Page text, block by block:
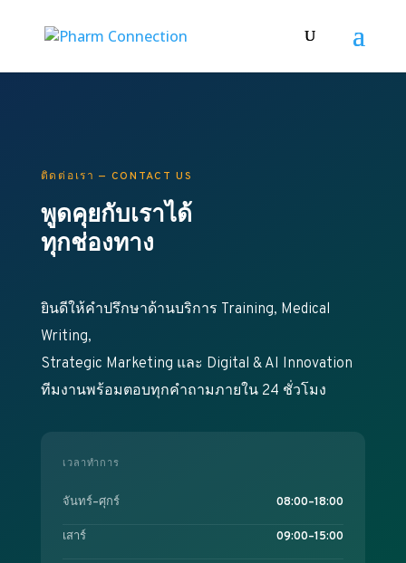
ติดต่อเรา — CONTACT US
พูดคุยกับเราได้
ทุกช่องทาง
ยินดีให้คำปรึกษาด้านบริการ Training, Medical
Writing,
Strategic Marketing และ Digital & AI Innovation
ทีมงานพร้อมตอบทุกคำถามภายใน 24 ชั่วโมง
เวลาทำการ
จันทร์–ศุกร์ 08:00–18:00
เสาร์ 09:00–15:00